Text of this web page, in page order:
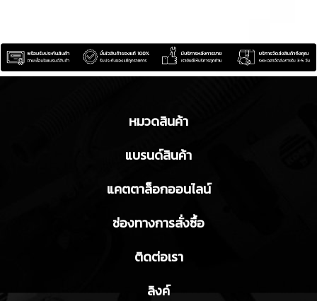
หมวดสินค้า
แบรนด์สินค้า
แคตตาล็อกออนไลน์
ช่องทางการสั่งซื้อ
ติดต่อเรา
ลิงค์